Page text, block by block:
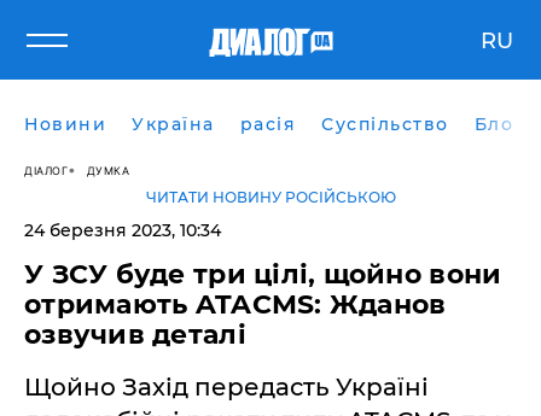
RU
Новини Україна расія Суспільство Блоги
ДІАЛОГ ДУМКА
ЧИТАТИ НОВИНУ РОСІЙСЬКОЮ
24 березня 2023, 10:34
У ЗСУ буде три цілі, щойно вони
отримають ATACMS: Жданов
озвучив деталі
Щойно Захід передасть Україні